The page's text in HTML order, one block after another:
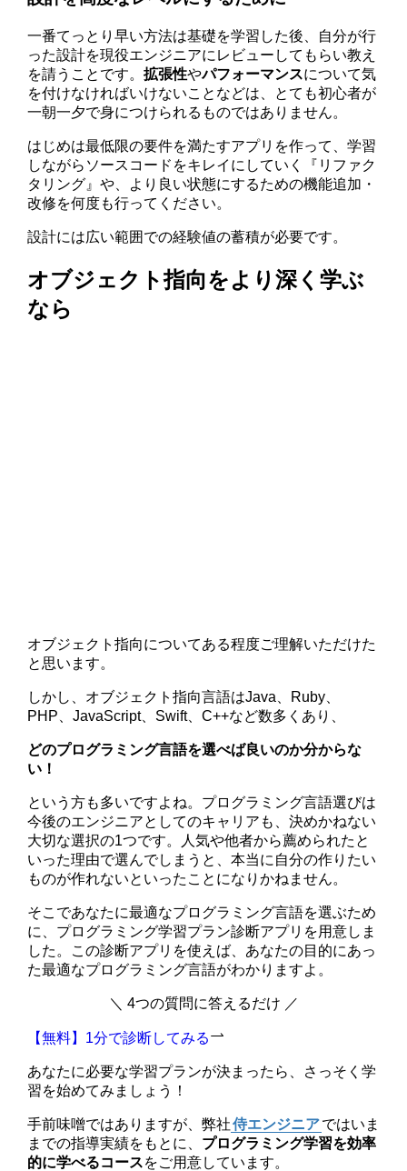
一番てっとり早い方法は基礎を学習した後、自分が行
った設計を現役エンジニアにレビューしてもらい教え
を請うことです。拡張性やパフォーマンスについて気
を付けなければいけないことなどは、とても初心者が
一朝一夕で身につけられるものではありません。
はじめは最低限の要件を満たすアプリを作って、学習
しながらソースコードをキレイにしていく『リファク
タリング』や、より良い状態にするための機能追加・
改修を何度も行ってください。
設計には広い範囲での経験値の蓄積が必要です。
オブジェクト指向をより深く学ぶ
なら
オブジェクト指向についてある程度ご理解いただけた
と思います。
しかし、オブジェクト指向言語はJava、Ruby、
PHP、JavaScript、Swift、C++など数多くあり、
どのプログラミング言語を選べば良いのか分からな
い！
という方も多いですよね。プログラミング言語選びは
今後のエンジニアとしてのキャリアも、決めかねない
大切な選択の1つです。人気や他者から薦められたと
いった理由で選んでしまうと、本当に自分の作りたい
ものが作れないといったことになりかねません。
そこであなたに最適なプログラミング言語を選ぶため
に、 プログラミング学習プラン診断アプリ を用意しま
した。この診断アプリを使えば、あなたの目的にあっ
た最適なプログラミング言語がわかりますよ。
＼ 4つの質問に答えるだけ ／
【無料】1分で診断してみる
あなたに必要な学習プランが決まったら、さっそく学
習を始めてみましょう！
手前味噌ではありますが、弊社侍エンジニアではいま
までの指導実績をもとに、 プログラミング学習を効率
的に学べるコースをご用意しています。